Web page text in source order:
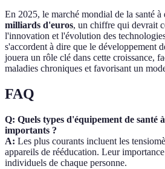
En 2025, le marché mondial de la santé à
milliards d'euros, un chiffre qui devrait
l'innovation et l'évolution des
s'accordent à dire que le développement
jouera un rôle clé dans cette croissance,
maladies chroniques et favorisant un
FAQ
Q: Quels types d'équipement de santé
importants ?
A: Les plus courants incluent les
appareils de rééducation. Leur
individuels de chaque personne.